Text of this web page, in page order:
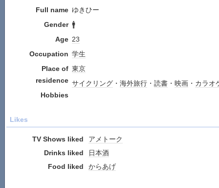
Full name ゆきひー
Gender 🚹
Age 23
Occupation 学生
Place of
residence
東京
Hobbies
サイクリング ・ 海外旅行 ・ 読書 ・ 映画 ・ カラオ
Likes
TV Shows liked
アメトーク
Drinks liked
日本酒
Food liked
からあげ